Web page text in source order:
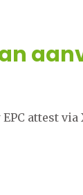
attest